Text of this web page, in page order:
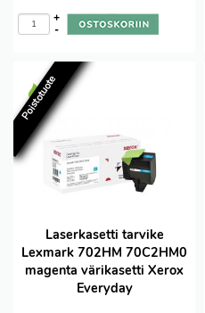
-
+
Poistotuote
Laserkasetti tarvike
Lexmark 702HM 70C2HM0
magenta värikasetti Xerox
Everyday